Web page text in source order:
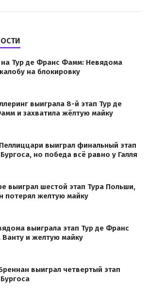
на Тур де Франс Фамм: Невядома
на блокировку
выиграла 8-й этап Тур де
и захватила жёлтую майку
выиграл финальный этап
но победа всё равно у Галля
выиграл шестой этап Тура Польши,
потерял желтую майку
выиграла этап Тур де Франс
и желтую майку
выиграл четвертый этап